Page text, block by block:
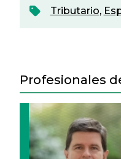
Tributario,
Profesionales